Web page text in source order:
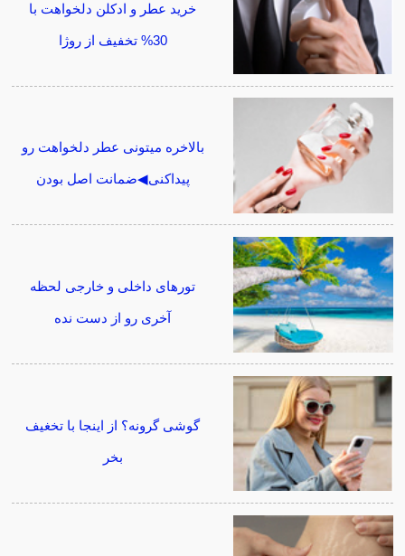
خرید عطر و ادکلن دلخواهت با
30% تخفیف از روژا
بالاخره میتونی عطر دلخواهت رو
پیداکنی◀ضمانت اصل بودن
تورهای داخلی و خارجی لحظه
آخری رو از دست نده
گوشی گرونه؟ از اینجا با تخغیف
بخر